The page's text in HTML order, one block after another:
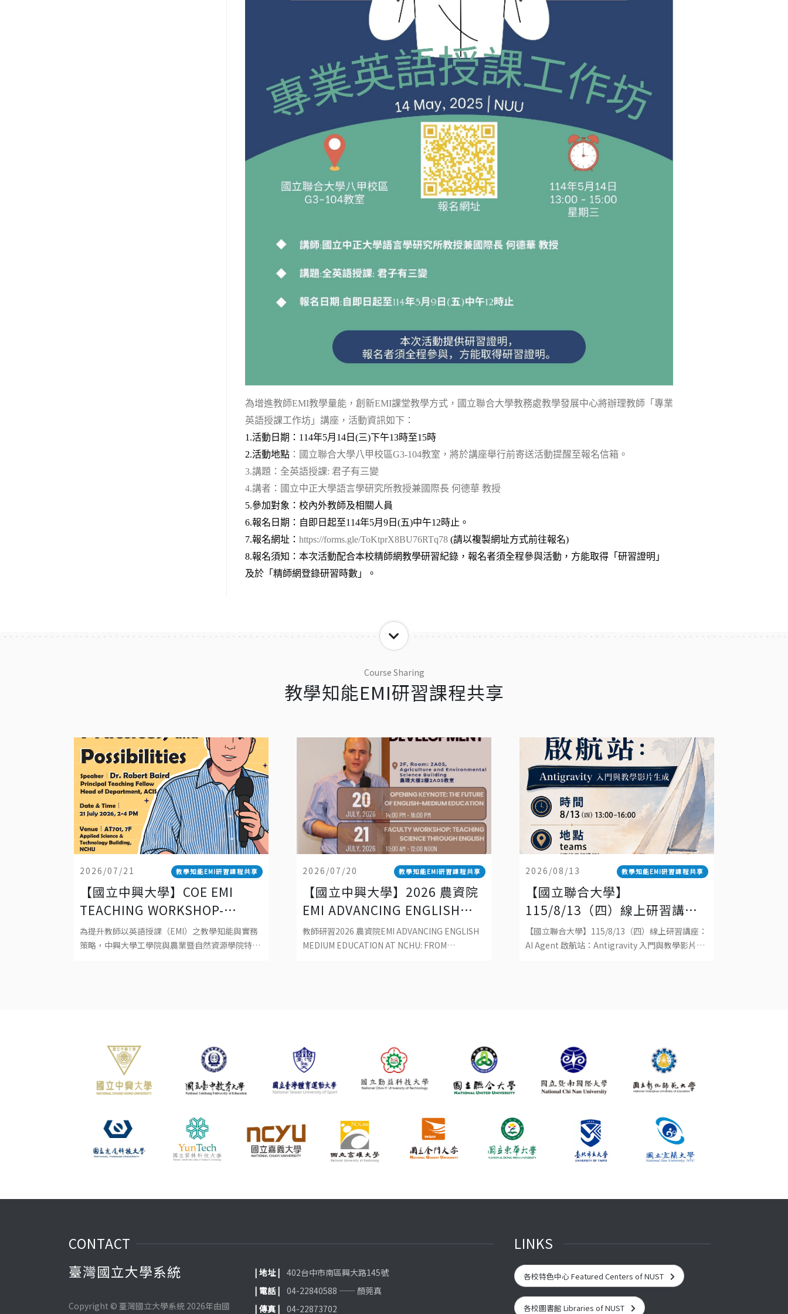
為增進教師EMI教學量能，創新EMI課堂教學方式，國立聯合大學教務處教學發展中心將辦理教師「專業
英語授課工作坊」講座，活動資訊如下：
1.活動日期：114年5月14日(三)下午13時至15時
2.活動地點 ：國立聯合大學八甲校區G3-104教室，將於講座舉行前寄送活動提醒至報名信箱。
3.講題： 全英語授課: 君子有三變
4.講者： 國立中正大學語言學研究所教授兼國際長 何德華 教授
5.參加對象：校內外教師及相關人員
6.報名日期：自即日起至114年5月9日(五)中午12時止。
7.報名網址： https://forms.gle/ToKtprX8BU76RTq78 (請以複製網址方式前往報名)
8.報名須知：本次活動配合本校精師網教學研習紀錄，報名者須全程參與活動，方能取得「研習證明」
及於「精師網登錄研習時數」。
Course Sharing
教學知能EMI研習課程共享
2026/07/21 教學知能EMI研習課程共享
【國立中興大學】COE EMI
TEACHING WORKSHOP-
EXPLORING EFFECTIVE EMI
TEACHING: PRINCIPLES,
為提升教師以英語授課（EMI）之教學知能與實務
策略，中興大學工學院與農業暨自然資源學院特別
2026/07/20 教學知能EMI研習課程共享
【國立中興大學】2026 農資院
EMI ADVANCING ENGLISH
MEDIUM EDUCATION AT
NCHU: FROM CLASSROOM
教師研習2026 農資院EMI ADVANCING ENGLISH
MEDIUM EDUCATION AT NCHU: FROM
2026/08/13 教學知能EMI研習課程共享
【國立聯合大學】
115/8/13（四）線上研習講
座：AI AGENT 啟航站：
ANTIGRAVITY 入門與教學影片
【國立聯合大學】115/8/13（四）線上研習講座：
AI Agent 啟航站：Antigravity 入門與教學影片生
CONTACT
臺灣國立大學系統
Copyright © 臺灣國立大學系統 2026年由國
| 地址 | 402台中市南區興大路145號
| 電話 | 04-22840588 —— 顏莞真
| 傳真 | 04-22873702
LINKS
各校特色中心 Featured Centers of NUST
各校圖書館 Libraries of NUST